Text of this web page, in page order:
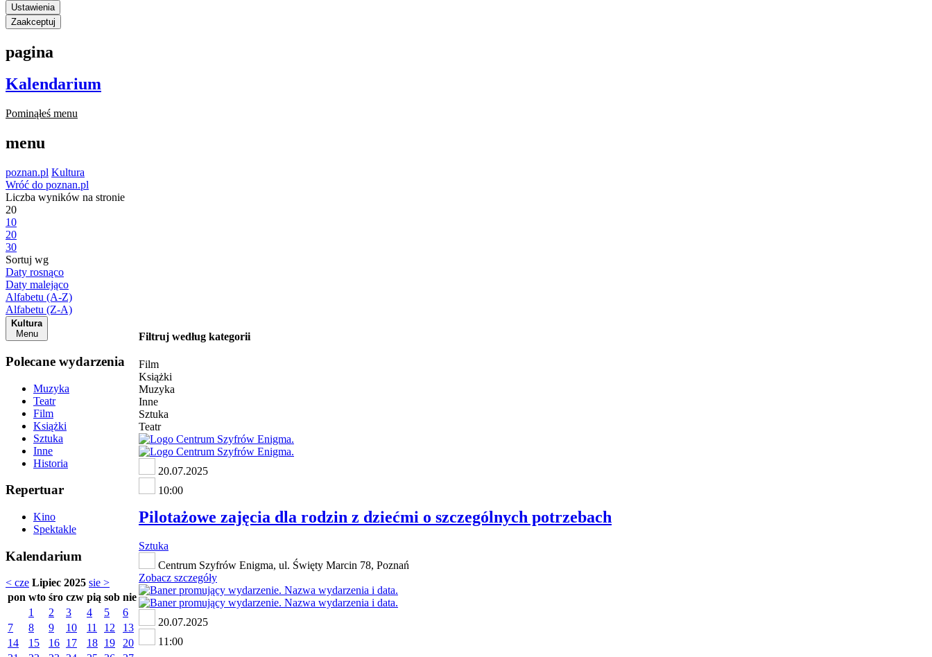
Ustawienia
Zaakceptuj
pagina
Kalendarium
Pominąłeś menu
menu
poznan.pl Kultura
Wróć do poznan.pl
Liczba wyników na stronie
20
10
20
30
Sortuj wg
Daty rosnąco
Daty malejąco
Alfabetu (A-Z)
Alfabetu (Z-A)
Kultura
Menu
Polecane wydarzenia
Muzyka
Teatr
Film
Książki
Sztuka
Inne
Historia
Repertuar
Kino
Spektakle
Kalendarium
< cze Lipiec 2025 sie >
pon wto śro czw pią sob nie
1
2 3 4 5
6
7
8 9 10 11 12
13
14
15 16 17 18 19
20
Filtruj według kategorii
Film
Książki
Muzyka
Inne
Sztuka
Teatr
20.07.2025
10:00
Pilotażowe zajęcia dla rodzin z dziećmi o szczególnych potrzebach
Sztuka
Centrum Szyfrów Enigma, ul. Święty Marcin 78, Poznań
Zobacz szczegóły
20.07.2025
11:00